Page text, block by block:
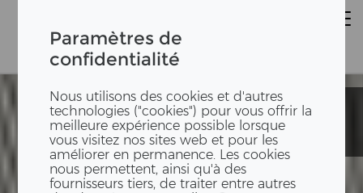
Paramètres de
confidentialité
Nous utilisons des cookies et d'autres
technologies ("cookies") pour vous offrir la
meilleure expérience possible lorsque
vous visitez nos sites web et pour les
améliorer en permanence. Les cookies
nous permettent, ainsi qu'à des
fournisseurs tiers, de traiter entre autres
Installation
intérieure
Marinello
Installation
intérieure
Marinello